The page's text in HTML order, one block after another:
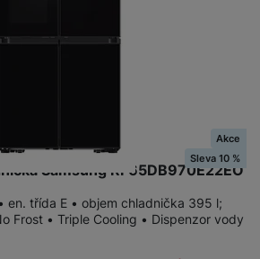
Samsung RF65DB970E22EO
Akce
Sleva 10 %
en. třída E • objem chladnička 395 l;
Frost • Triple Cooling • Dispenzor vody